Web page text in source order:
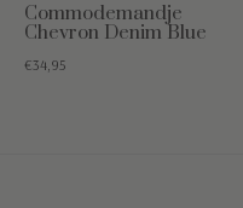
Commodemandje
Chevron Denim Blue
€34,95